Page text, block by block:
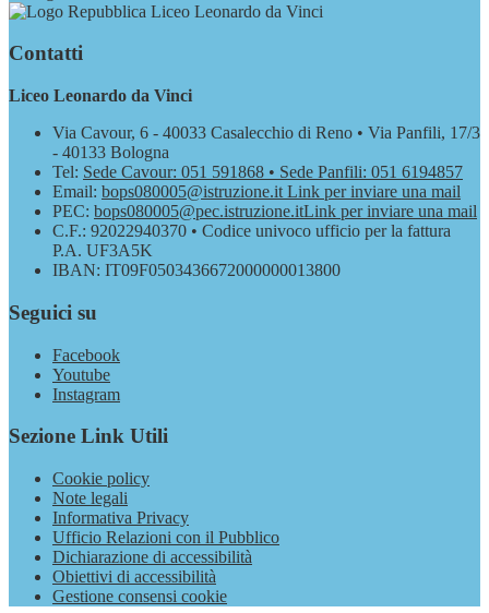
Liceo Leonardo da Vinci
Contatti
Liceo Leonardo da Vinci
Via Cavour, 6 - 40033 Casalecchio di Reno • Via Panfili, 17/3
- 40133 Bologna
Tel: Sede Cavour: 051 591868 • Sede Panfili: 051 6194857
Email: bops080005@istruzione.it Link per inviare una mail
PEC: bops080005@pec.istruzione.itLink per inviare una mail
C.F.: 92022940370 • Codice univoco ufficio per la fattura
P.A. UF3A5K
IBAN: IT09F0503436672000000013800
Seguici su
Facebook
Youtube
Instagram
Sezione Link Utili
Cookie policy
Note legali
Informativa Privacy
Ufficio Relazioni con il Pubblico
Dichiarazione di accessibilità
Obiettivi di accessibilità
Gestione consensi cookie